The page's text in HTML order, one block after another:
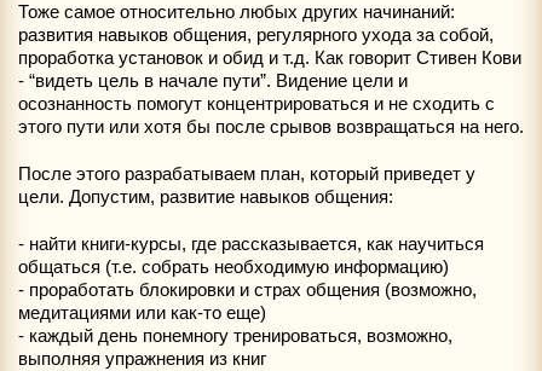
Тоже самое относительно любых других начинаний:
развития навыков общения, регулярного ухода за собой,
проработка установок и обид и т.д. Как говорит Стивен Кови
- “видеть цель в начале пути”. Видение цели и
осознанность помогут концентрироваться и не сходить с
этого пути или хотя бы после срывов возвращаться на него.
После этого разрабатываем план, который приведет у
цели. Допустим, развитие навыков общения:
- найти книги-курсы, где рассказывается, как научиться
общаться (т.е. собрать необходимую информацию)
- проработать блокировки и страх общения (возможно,
медитациями или как-то еще)
- каждый день понемногу тренироваться, возможно,
выполняя упражнения из книг